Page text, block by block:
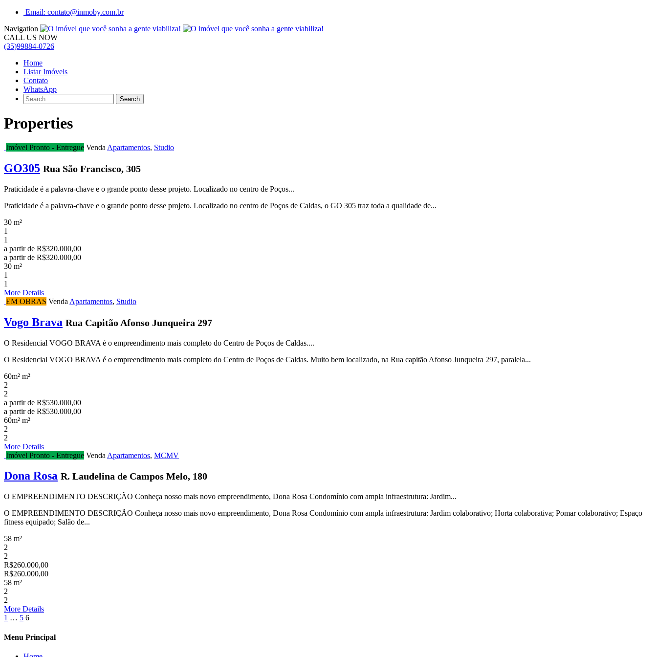
Email: contato@inmoby.com.br
Navigation
CALL US NOW
(35)99884-0726
Home
Listar Imóveis
Contato
WhatsApp
Properties
Imóvel Pronto - Entregue Venda Apartamentos, Studio
GO305 Rua São Francisco, 305
Praticidade é a palavra-chave e o grande ponto desse projeto. Localizado no centro de Poços...
Praticidade é a palavra-chave e o grande ponto desse projeto. Localizado no centro de Poços de Caldas, o GO 305 traz toda a qualidade de...
30 m²
1
1
a partir de R$320.000,00
a partir de R$320.000,00
30 m²
1
1
More Details
EM OBRAS Venda Apartamentos, Studio
Vogo Brava Rua Capitão Afonso Junqueira 297
O Residencial VOGO BRAVA é o empreendimento mais completo do Centro de Poços de Caldas....
O Residencial VOGO BRAVA é o empreendimento mais completo do Centro de Poços de Caldas. Muito bem localizado, na Rua capitão Afonso Junqueira 297, paralela...
60m² m²
2
2
a partir de R$530.000,00
a partir de R$530.000,00
60m² m²
2
2
More Details
Imóvel Pronto - Entregue Venda Apartamentos, MCMV
Dona Rosa R. Laudelina de Campos Melo, 180
O EMPREENDIMENTO DESCRIÇÃO Conheça nosso mais novo empreendimento, Dona Rosa Condomínio com ampla infraestrutura: Jardim...
O EMPREENDIMENTO DESCRIÇÃO Conheça nosso mais novo empreendimento, Dona Rosa Condomínio com ampla infraestrutura: Jardim colaborativo; Horta colaborativa; Pomar colaborativo; Espaço
fitness equipado; Salão de...
58 m²
2
2
R$260.000,00
R$260.000,00
58 m²
2
2
More Details
1 … 5 6
Menu Principal